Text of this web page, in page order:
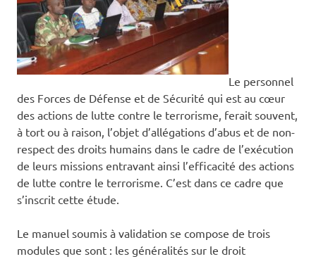
Le personnel
des Forces de Défense et de Sécurité qui est au cœur
des actions de lutte contre le terrorisme, ferait souvent,
à tort ou à raison, l’objet d’allégations d’abus et de non-
respect des droits humains dans le cadre de l’exécution
de leurs missions entravant ainsi l’efficacité des actions
de lutte contre le terrorisme. C’est dans ce cadre que
s’inscrit cette étude.
Le manuel soumis à validation se compose de trois
modules que sont : les généralités sur le droit